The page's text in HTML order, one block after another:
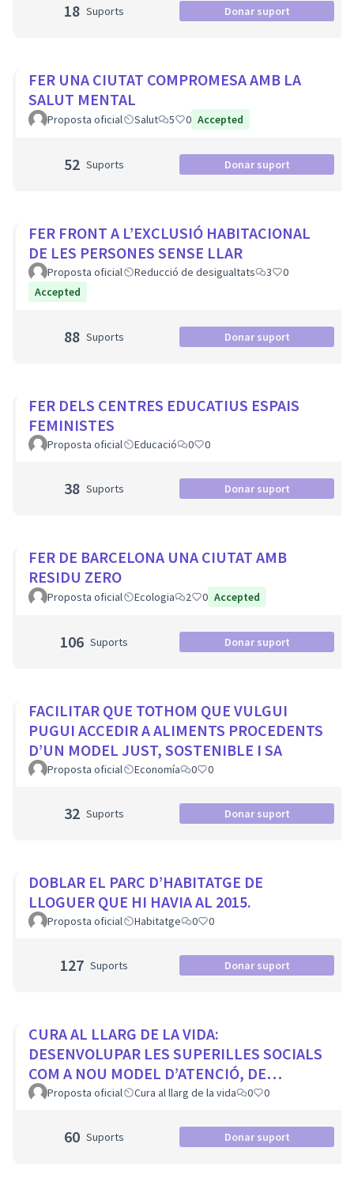
18 Suports Donar suport
FER UNA CIUTAT COMPROMESA AMB LA
SALUT MENTAL
Proposta oficial Salut 5 0 Accepted
52 Suports Donar suport
FER FRONT A L’EXCLUSIÓ HABITACIONAL
DE LES PERSONES SENSE LLAR
Proposta oficial Reducció de desigualtats 3
0
Accepted
88 Suports Donar suport
FER DELS CENTRES EDUCATIUS ESPAIS
FEMINISTES
Proposta oficial Educació 0 0
38 Suports Donar suport
FER DE BARCELONA UNA CIUTAT AMB
RESIDU ZERO
Proposta oficial Ecologia 2 0 Accepted
106 Suports Donar suport
FACILITAR QUE TOTHOM QUE VULGUI
PUGUI ACCEDIR A ALIMENTS PROCEDENTS
D’UN MODEL JUST, SOSTENIBLE I SA
Proposta oficial Economía 0 0
32 Suports Donar suport
DOBLAR EL PARC D’HABITATGE DE
LLOGUER QUE HI HAVIA AL 2015.
Proposta oficial Habitatge 0 0
127 Suports Donar suport
CURA AL LLARG DE LA VIDA:
DESENVOLUPAR LES SUPERILLES SOCIALS
COM A NOU MODEL D’ATENCIÓ, DE
PROXIMITAT I COMUNITARI.
Proposta oficial Cura al llarg de la vida 0 0
60 Suports Donar suport